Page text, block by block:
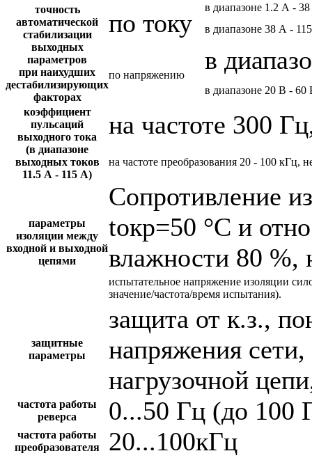
точность
автоматической
стабилизации
выходных
параметров
при наихудших
дестабилизирующих
факторах
по току
в диапазоне 1.2 А -
в диапазоне 38 А -
по напряжению
в
в диапазоне 20 В - 60
коэффициент
пульсаций
выходного тока
(в диапазоне
выходных токов
11.5 А - 115 А)
на частоте 300
на частоте преобразования 20 - 100 кГц,
параметры
изоляции между
входной и выходной
цепями
Сопротивление
tокр=50 °С и
влажности 80 %,
испытательное напряжение изоляции
значение/частота/время испытания).
защитные
параметры
защита от к.з.,
напряжения
нагрузочной
частота работы
реверса
0...50 Гц (до 100
частота работы
преобразователя
20...100кГц